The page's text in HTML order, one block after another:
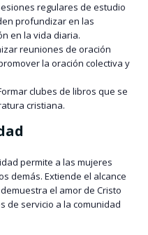
regulares de estudio
profundizar en las
en la vida diaria.
reuniones de oración
la oración colectiva y
clubes de libros que se
cristiana.
permite a las mujeres
demás. Extiende el alcance
el amor de Cristo
de servicio a la comunidad